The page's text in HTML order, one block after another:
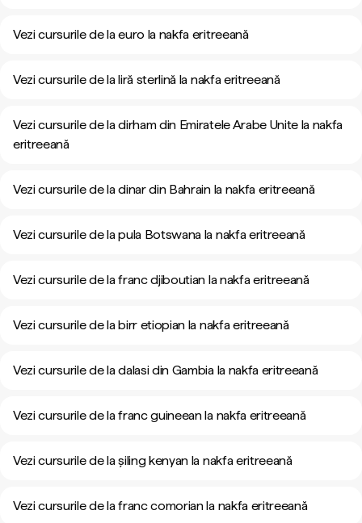
Vezi cursurile de la euro la nakfa eritreeană
Vezi cursurile de la liră sterlină la nakfa eritreeană
Vezi cursurile de la dirham din Emiratele Arabe Unite la nakfa
eritreeană
Vezi cursurile de la dinar din Bahrain la nakfa eritreeană
Vezi cursurile de la pula Botswana la nakfa eritreeană
Vezi cursurile de la franc djiboutian la nakfa eritreeană
Vezi cursurile de la birr etiopian la nakfa eritreeană
Vezi cursurile de la dalasi din Gambia la nakfa eritreeană
Vezi cursurile de la franc guineean la nakfa eritreeană
Vezi cursurile de la șiling kenyan la nakfa eritreeană
Vezi cursurile de la franc comorian la nakfa eritreeană